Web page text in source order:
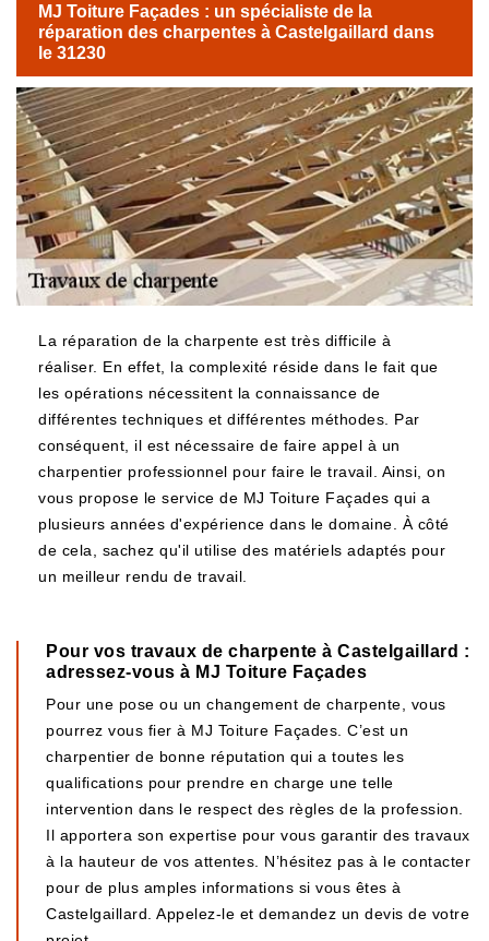
MJ Toiture Façades : un spécialiste de la
réparation des charpentes à Castelgaillard dans
le 31230
La réparation de la charpente est très difficile à
réaliser. En effet, la complexité réside dans le fait que
les opérations nécessitent la connaissance de
différentes techniques et différentes méthodes. Par
conséquent, il est nécessaire de faire appel à un
charpentier professionnel pour faire le travail. Ainsi, on
vous propose le service de MJ Toiture Façades qui a
plusieurs années d'expérience dans le domaine. À côté
de cela, sachez qu'il utilise des matériels adaptés pour
un meilleur rendu de travail.
Pour vos travaux de charpente à Castelgaillard :
adressez-vous à MJ Toiture Façades
Pour une pose ou un changement de charpente, vous
pourrez vous fier à MJ Toiture Façades. C’est un
charpentier de bonne réputation qui a toutes les
qualifications pour prendre en charge une telle
intervention dans le respect des règles de la profession.
Il apportera son expertise pour vous garantir des travaux
à la hauteur de vos attentes. N’hésitez pas à le contacter
pour de plus amples informations si vous êtes à
Castelgaillard. Appelez-le et demandez un devis de votre